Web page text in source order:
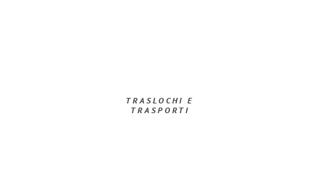
TRASLOCHI E
TRASPORTI​